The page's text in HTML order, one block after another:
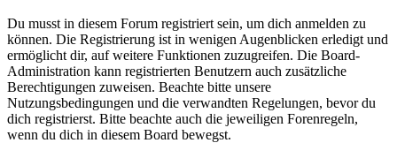
Du musst in diesem Forum registriert sein, um dich anmelden zu
können. Die Registrierung ist in wenigen Augenblicken erledigt und
ermöglicht dir, auf weitere Funktionen zuzugreifen. Die Board-
Administration kann registrierten Benutzern auch zusätzliche
Berechtigungen zuweisen. Beachte bitte unsere
Nutzungsbedingungen und die verwandten Regelungen, bevor du
dich registrierst. Bitte beachte auch die jeweiligen Forenregeln,
wenn du dich in diesem Board bewegst.